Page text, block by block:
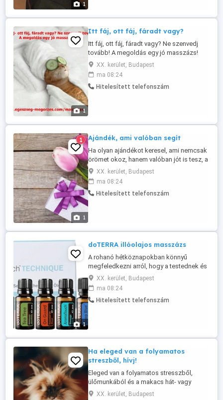
1
1
Itt fáj, ott fáj, fáradt vagy?
Itt fáj, ott fáj, fáradt vagy? Ne szenvedj
tovább! A megoldás egy jó masszázs!
Bejelentkezés telefonon H-P 9-19 között.
XX. kerület, Budapest
ma 08:24
Hitelesített telefonszám
1
1 Ajándék, ami valóban segít
Ha olyan ajándékot keresel, ami nemcsak
örömet okoz, hanem valóban jót is tesz, a
svédmasszázs tökéletes választás. A
kezelés segít oldani az izomfeszültséget,
enyhíti a hát-, nyak- és vállfájdalmakat,
miközben mély relaxációt biztosít. A
XX. kerület, Budapest
ma 08:24
Hitelesített telefonszám
1
doTERRA illóolajos masszázs
A rohanó hétköznapokban könnyű
megfeledkezni arról, hogy a testednek és
a lelkednek is szüksége van pihenésre. A
doTERRA illóolajos masszázs egy olyan
nyugodt környezetet teremt, ahol végre
kikapcsolhatsz. Az illóolajok kellemes
XX. kerület, Budapest
ma 08:24
Hitelesített telefonszám
Ha eleged van a folyamatos
streszből, hívj!
Eleged van a folyamatos stresszből,
ülőmunkából és a makacs hát- vagy
nyakfájdalomból? A svédmasszázs segít
XX. kerület, Budapest